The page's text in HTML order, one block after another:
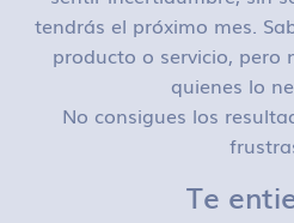
tendrás el próximo mes.
producto o servicio, pero
quienes lo
No consigues los
Te